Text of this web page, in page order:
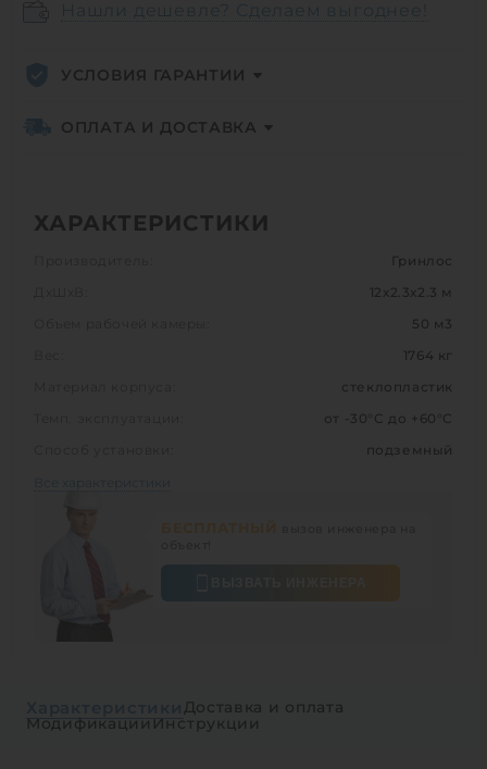
УСЛОВИЯ ГАРАНТИИ
ОПЛАТА И ДОСТАВКА
ХАРАКТЕРИСТИКИ
Гринлос
12х2.3х2.3 м
50 м3
1764 кг
стеклопластик
от -30°C до +60°C
подземный
Доставка и оплата
Модификации Инструкции